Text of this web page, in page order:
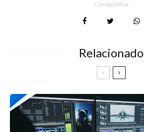
Compartilhar
Relacionado